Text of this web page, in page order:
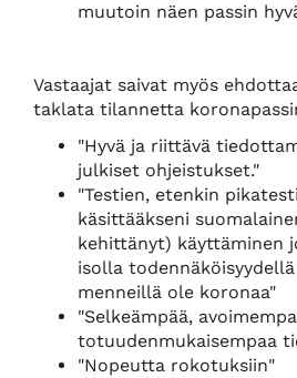
muutoin näen passin
Vastaajat saivat myös
taklata tilannetta
"Hyvä ja riittävä
julkiset ohjeistukset."
"Testien, etenkin
käsittääkseni
kehittänyt) käyttäminen
isolla
menneillä ole koronaa"
"Selkeämpää,
totuudenmukaisempaa
"Nopeutta rokotuksiin"